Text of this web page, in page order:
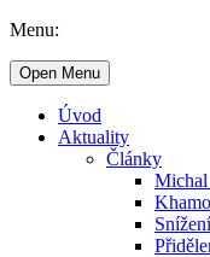
Menu:
Open Menu
Úvod
Aktuality
Články
Michal